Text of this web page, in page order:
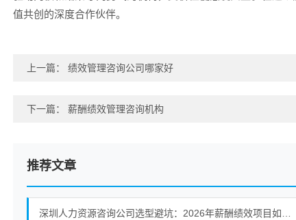
值共创的深度合作伙伴。
上一篇： 绩效管理咨询公司哪家好
下一篇： 薪酬绩效管理咨询机构
推荐文章